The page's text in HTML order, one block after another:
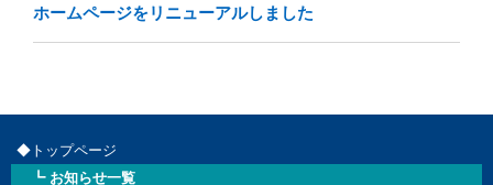
ホームページをリニューアルしました
◆トップページ
┗ お知らせ一覧